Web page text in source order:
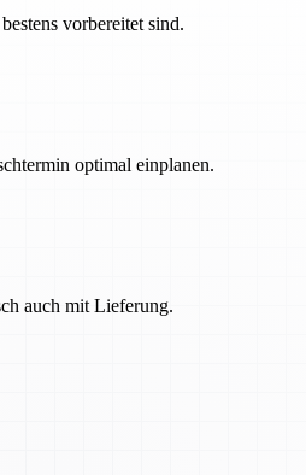
vorbereitet sind.
optimal einplanen.
auch mit Lieferung.